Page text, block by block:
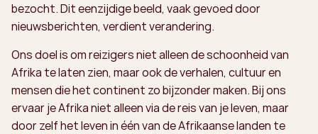
bezocht. Dit eenzijdige beeld, vaak gevoed door
nieuwsberichten, verdient verandering.
Ons doel is om reizigers niet alleen de schoonheid van
Afrika te laten zien, maar ook de verhalen, cultuur en
mensen die het continent zo bijzonder maken. Bij ons
ervaar je Afrika niet alleen via de reis van je leven, maar
door zelf het leven in één van de Afrikaanse landen te